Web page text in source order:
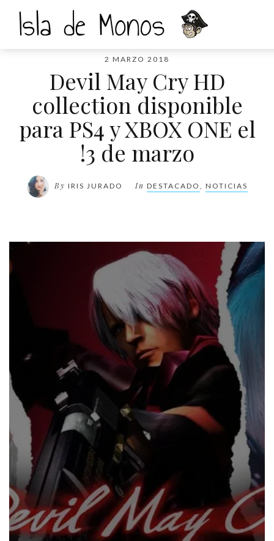
2 MARZO 2018
Devil May Cry HD
collection disponible
para PS4 y XBOX ONE el
!3 de marzo
By IRIS JURADO In DESTACADO , NOTICIAS